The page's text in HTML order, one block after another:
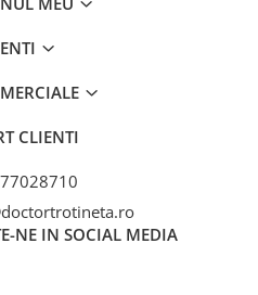
CLIENTI
NE IN SOCIAL MEDIA